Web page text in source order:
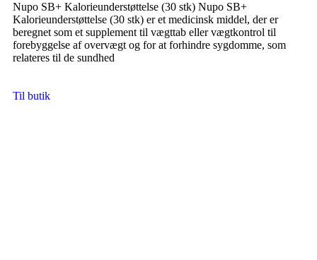
Nupo SB+ Kalorieunderstøttelse (30 stk) Nupo SB+
Kalorieunderstøttelse (30 stk) er et medicinsk middel, der er
beregnet som et supplement til vægttab eller vægtkontrol til
forebyggelse af overvægt og for at forhindre sygdomme, som
relateres til de sundhed
Til butik